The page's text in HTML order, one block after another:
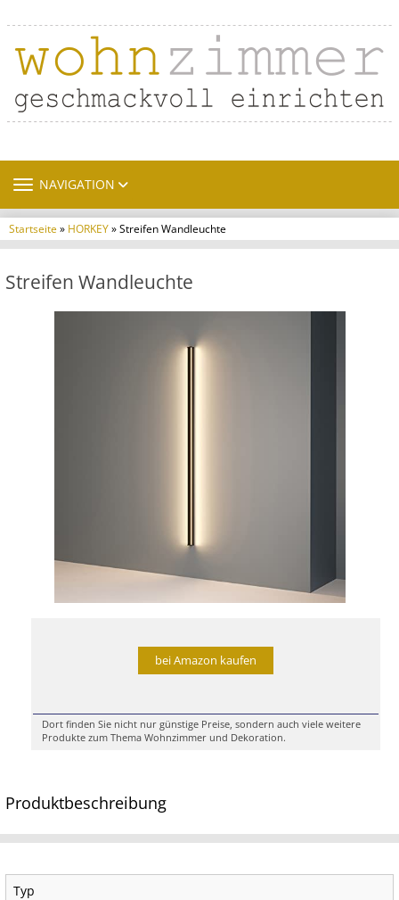
TOGGLE NAVIGATION
NAVIGATION
Startseite» HORKEY» Streifen Wandleuchte
Streifen Wandleuchte
bei Amazon kaufen
Dort finden Sie nicht nur günstige Preise, sondern auch viele weitere
Produkte zum Thema Wohnzimmer und Dekoration.
Produktbeschreibung
Typ